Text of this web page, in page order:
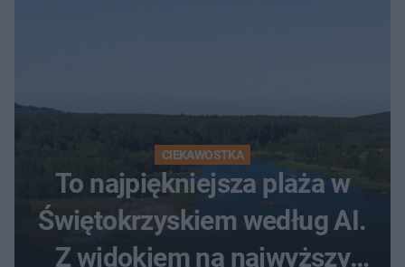
CIEKAWOSTKA
To najpiękniejsza plaża w
Świętokrzyskiem według AI.
Z widokiem na najwyższy